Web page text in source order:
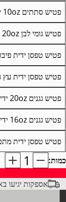
פטיש סתתים 10oz ידית עץ / מק"ט 102486
פטיש גומי לבן 20oz ידית עץ / מק"ט 102742
פטיש טפסן ידית פיבר
פטיש טפסן ידית עץ
פטיש גגנים 20oz ידית עץ / מק"ט 102472
פטיש גגנים 16oz ידית עץ / מק"ט 102471
פטיש טפסן ידית מתכת
כמות
של
פטישים
VAUGHAN
כמות:
אספקות יגיעו